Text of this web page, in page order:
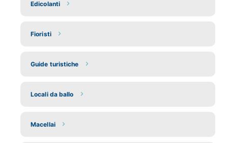
Edicolanti
Fioristi
Guide turistiche
Locali da ballo
Macellai